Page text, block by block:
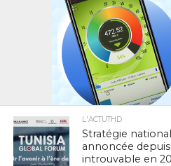
L'ACTUTHD
Stratégie
annoncée
introuvable en